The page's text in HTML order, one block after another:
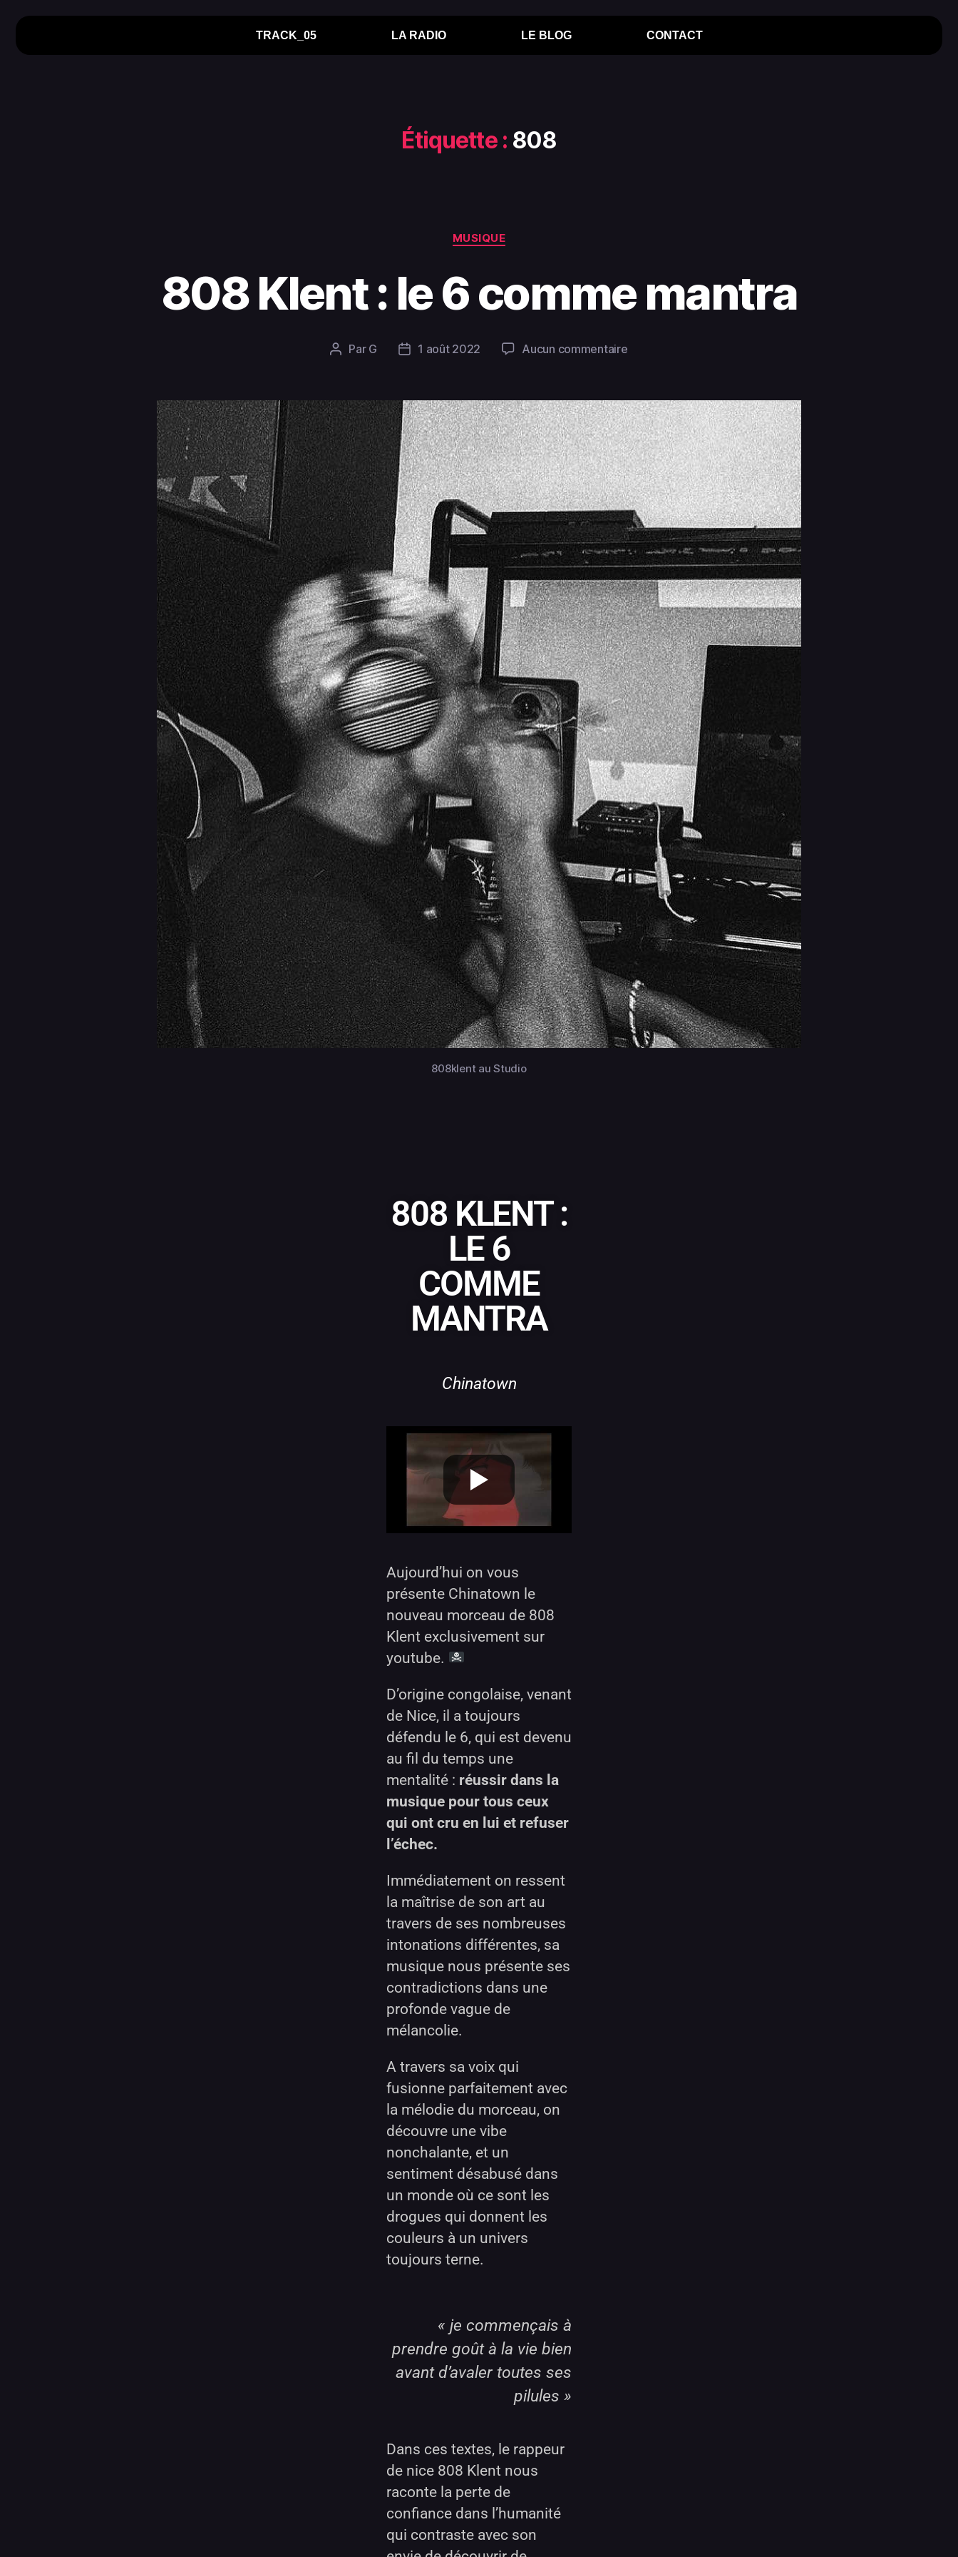
TRACK_05 LA RADIO LE BLOG CONTACT
Étiquette : 808
MUSIQUE
808 Klent : le 6 comme mantra
Par G 1 août 2022 Aucun commentaire
808klent au Studio
808 KLENT :
LE 6
COMME
MANTRA
Chinatown
Aujourd’hui on vous
présente Chinatown le
nouveau morceau de 808
Klent exclusivement sur
youtube.
D’origine congolaise, venant
de Nice, il a toujours
défendu le 6, qui est devenu
au fil du temps une
mentalité : réussir dans la
musique pour tous ceux
qui ont cru en lui et refuser
l’échec.
Immédiatement on ressent
la maîtrise de son art au
travers de ses nombreuses
intonations différentes, sa
musique nous présente ses
contradictions dans une
profonde vague de
mélancolie.
A travers sa voix qui
fusionne parfaitement avec
la mélodie du morceau, on
découvre une vibe
nonchalante, et un
sentiment désabusé dans
un monde où ce sont les
drogues qui donnent les
couleurs à un univers
toujours terne.
« je commençais à
prendre goût à la vie bien
avant d’avaler toutes ses
pilules »
Dans ces textes, le rappeur
de nice 808 Klent nous
raconte la perte de
confiance dans l’humanité
qui contraste avec son